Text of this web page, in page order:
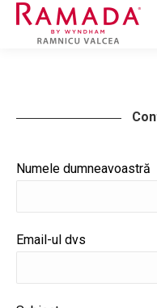
Numele dumneavoastră
Email-ul dvs